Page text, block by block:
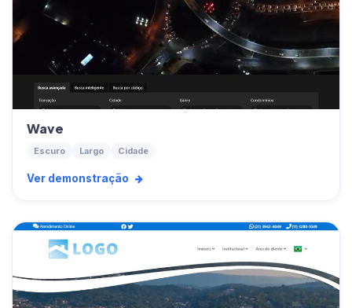
Wave
Escuro Largo Cidade
Ver demonstração